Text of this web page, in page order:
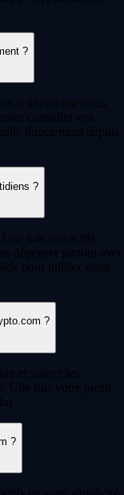
?
actifs où que vous
consulter vos
directement depuis
?
fois vos actifs
dépenser partout avec
pour utiliser votre
?
et suivez les
Une fois votre profil
?